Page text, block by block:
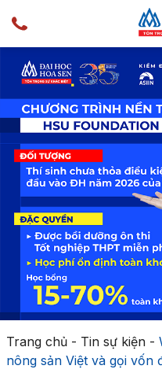
Trang chủ- Tin sự kiện-
nông sản Việt và gọi vốn